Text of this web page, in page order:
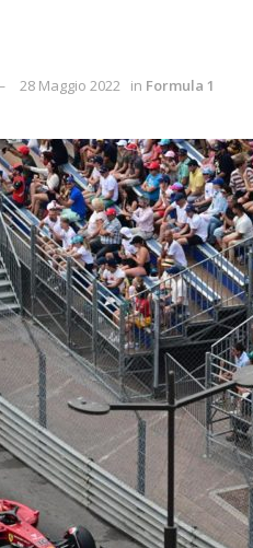
28 Maggio 2022 in Formula 1